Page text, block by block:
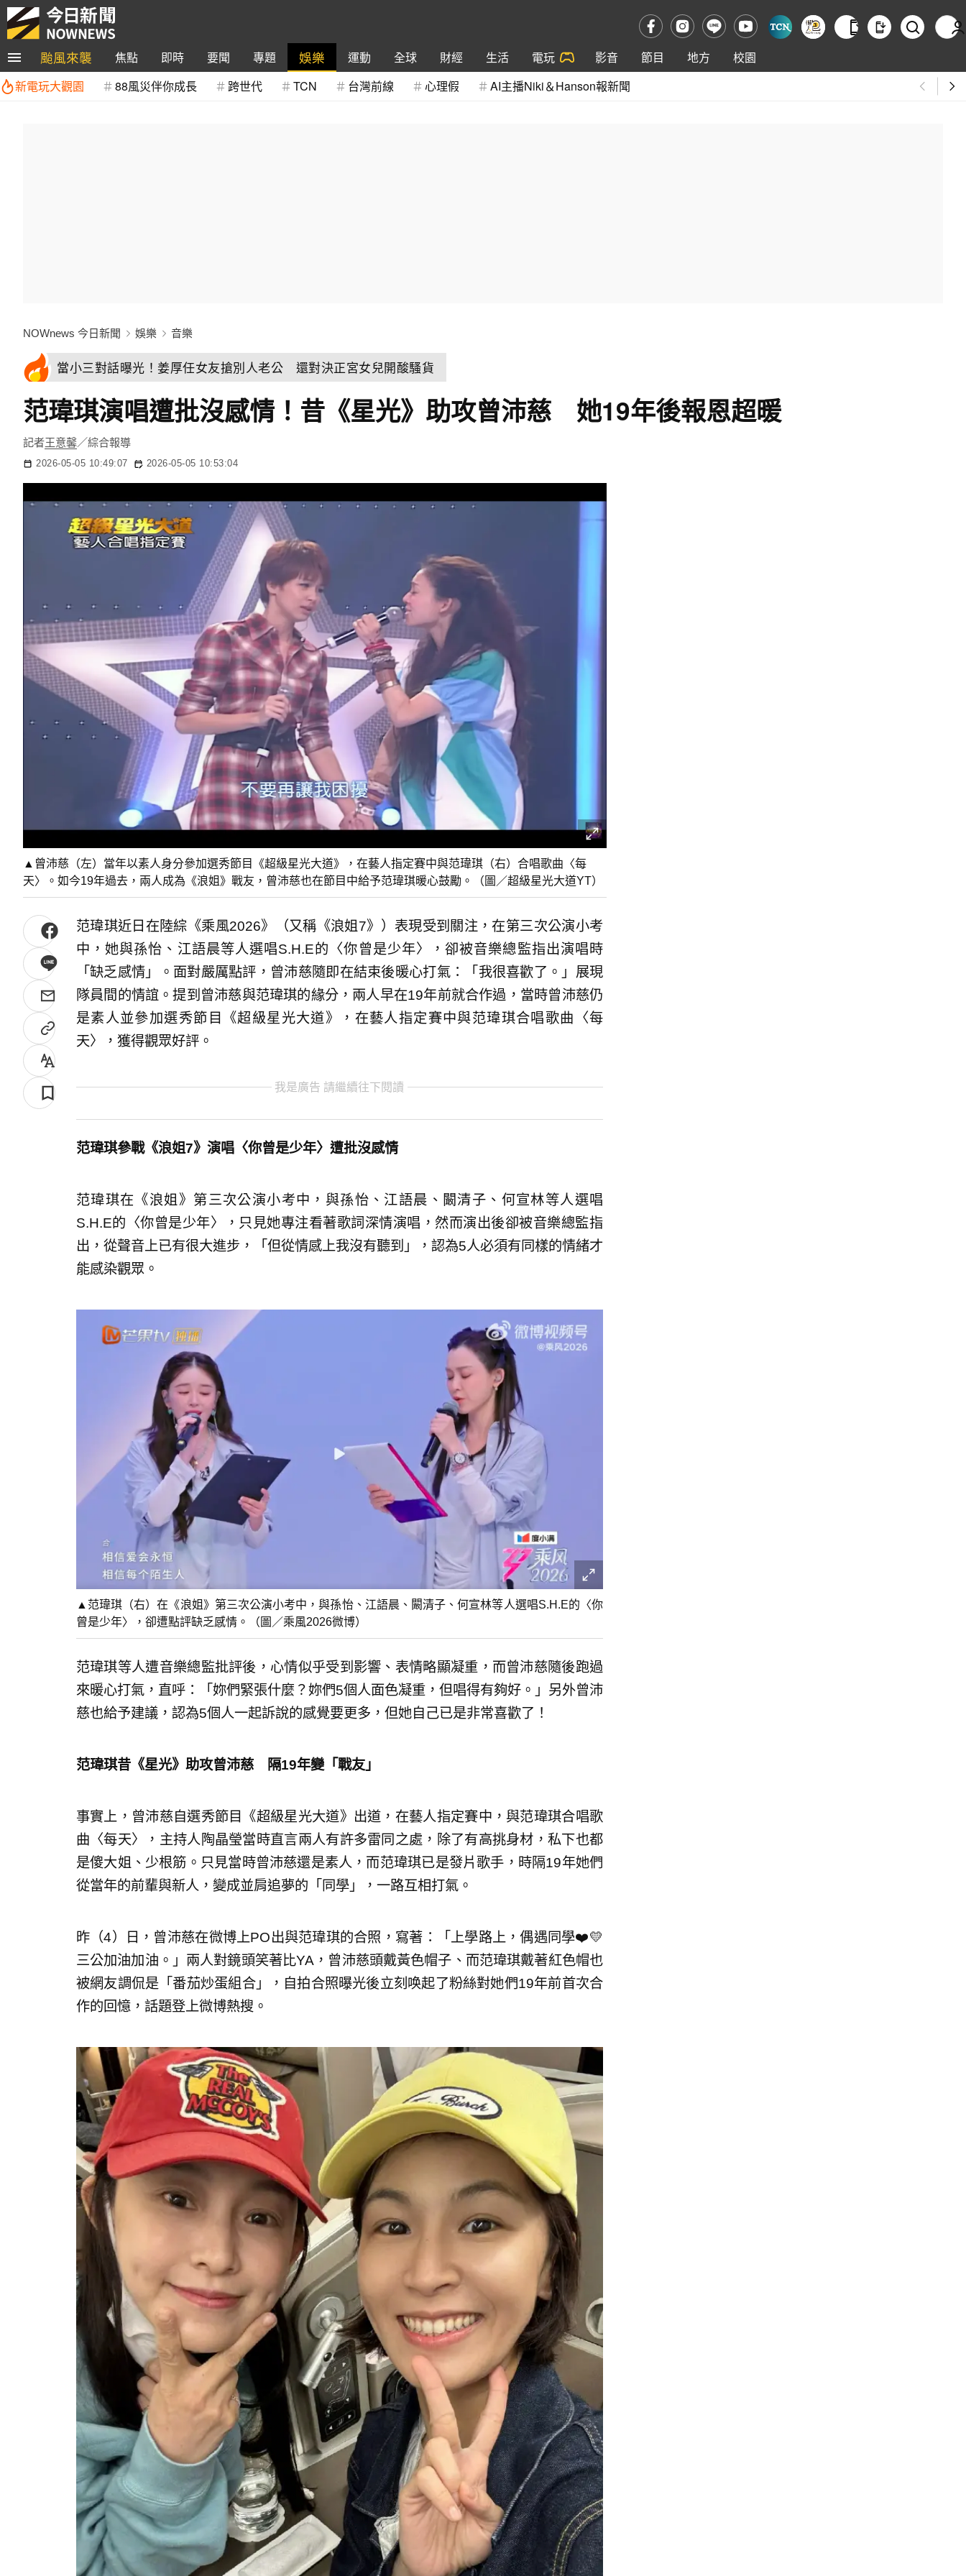
颱風來襲 焦點 即時 要聞 專題 娛樂 運動 全球 財經 生活 電玩 影音 節目 地方
校園
新電玩大觀園
88風災伴你成長 跨世代 TCN 台灣前線 心理假 AI主播Niki＆Hanson報新聞
NOWnews 今日新聞 娛樂 音樂
當小三對話曝光！姜厚任女友搶別人老公 還對決正宮女兒開酸騷貨
范瑋琪演唱遭批沒感情！昔《星光》助攻曾沛慈 她19年後報恩超暖
記者王意馨／綜合報導
2026-05-05 10:49:07 2026-05-05 10:53:04
▲曾沛慈（左）當年以素人身分參加選秀節目《超級星光大道》，在藝人指定賽中與范瑋琪（右）合唱歌曲〈每
天〉。如今19年過去，兩人成為《浪姐》戰友，曾沛慈也在節目中給予范瑋琪暖心鼓勵。（圖／超級星光大道YT）
范瑋琪近日在陸綜《乘風2026》（又稱《浪姐7》）表現受到關注，在第三次公演小考
中，她與孫怡、江語晨等人選唱S.H.E的〈你曾是少年〉，卻被音樂總監指出演唱時
「缺乏感情」。面對嚴厲點評，曾沛慈隨即在結束後暖心打氣：「我很喜歡了。」展現
隊員間的情誼。提到曾沛慈與范瑋琪的緣分，兩人早在19年前就合作過，當時曾沛慈仍
是素人並參加選秀節目《超級星光大道》，在藝人指定賽中與范瑋琪合唱歌曲〈每
天〉，獲得觀眾好評。
我是廣告 請繼續往下閱讀
范瑋琪參戰《浪姐7》演唱〈你曾是少年〉遭批沒感情
范瑋琪在《浪姐》第三次公演小考中，與孫怡、江語晨、闞清子、何宣林等人選唱
S.H.E的〈你曾是少年〉，只見她專注看著歌詞深情演唱，然而演出後卻被音樂總監指
出，從聲音上已有很大進步，「但從情感上我沒有聽到」，認為5人必須有同樣的情緒才
能感染觀眾。
▲范瑋琪（右）在《浪姐》第三次公演小考中，與孫怡、江語晨、闞清子、何宣林等人選唱S.H.E的〈你
曾是少年〉，卻遭點評缺乏感情。（圖／乘風2026微博）
范瑋琪等人遭音樂總監批評後，心情似乎受到影響、表情略顯凝重，而曾沛慈隨後跑過
來暖心打氣，直呼：「妳們緊張什麼？妳們5個人面色凝重，但唱得有夠好。」另外曾沛
慈也給予建議，認為5個人一起訴說的感覺要更多，但她自己已是非常喜歡了！
范瑋琪昔《星光》助攻曾沛慈 隔19年變「戰友」
事實上，曾沛慈自選秀節目《超級星光大道》出道，在藝人指定賽中，與范瑋琪合唱歌
曲〈每天〉，主持人陶晶瑩當時直言兩人有許多雷同之處，除了有高挑身材，私下也都
是傻大姐、少根筋。只見當時曾沛慈還是素人，而范瑋琪已是發片歌手，時隔19年她們
從當年的前輩與新人，變成並肩追夢的「同學」，一路互相打氣。
昨（4）日，曾沛慈在微博上PO出與范瑋琪的合照，寫著：「上學路上，偶遇同學❤️💛
三公加油加油。」兩人對鏡頭笑著比YA，曾沛慈頭戴黃色帽子、而范瑋琪戴著紅色帽也
被網友調侃是「番茄炒蛋組合」，自拍合照曝光後立刻唤起了粉絲對她們19年前首次合
作的回憶，話題登上微博熱搜。